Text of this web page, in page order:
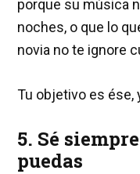
porque su música
noches, o que lo
novia no te ignore
Tu objetivo es ése,
5. Sé
puedas